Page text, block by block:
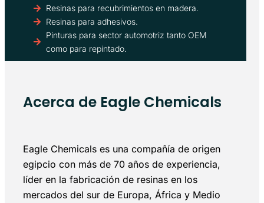
Resinas para recubrimientos en madera.
Resinas para adhesivos.
Pinturas para sector automotriz tanto OEM
como para repintado.
Acerca de Eagle Chemicals
Eagle Chemicals es una compañía de origen
egipcio con más de 70 años de experiencia,
líder en la fabricación de resinas en los
mercados del sur de Europa, África y Medio